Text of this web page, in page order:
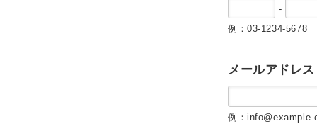
-
例：03-1234-5678
メールアドレス
例：